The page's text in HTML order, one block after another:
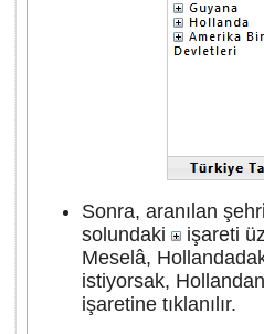
Sonra, aranılan
solundaki
işareti
Meselâ,
istiyorsak,
işaretine tıklanılır.